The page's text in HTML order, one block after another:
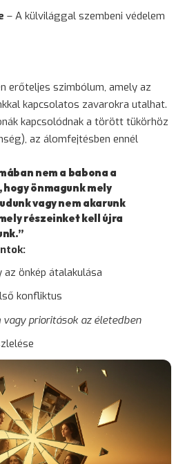
– A külvilággal szembeni védelem
erőteljes szimbólum, amely az
kapcsolatos zavarokra utalhat.
kapcsolódnak a törött tükörhöz
az álomfejtésben ennél
nem a babona a
hogy önmagunk mely
vagy nem akarunk
részeinket kell újra
önkép átalakulása
konfliktus
vagy prioritások az életedben